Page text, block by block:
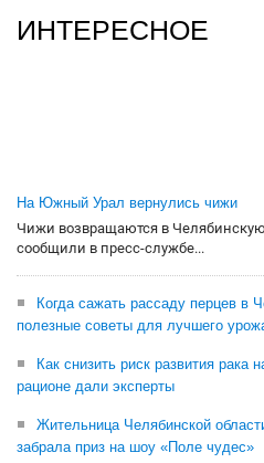
ИНТЕРЕСНОЕ
На Южный Урал вернулись чижи
Чижи возвращаются в
сообщили в пресс-службе...
Когда сажать рассаду перцев в
полезные советы для лучшего
Как снизить риск развития рака
рационе дали эксперты
Жительница Челябинской
забрала приз на шоу «Поле чудес»